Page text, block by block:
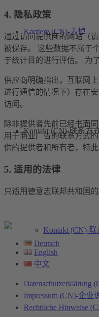
Karriere (CN)-去掉
Kontakt (CN)-联系方
Kontakt (CN)-
4. 隐私政策
通过访问提供商的网站（
被保存。 这些数据不属于
于统计目的进行评估。 为
供应商明确指出，互联网
进行通信的情况下）存在
访问。
除非提供者先前已经书面
用于商业广告的联系方式
供的提供者和所有者，特
5. 适用的法律
只适用德意志联邦共和国的
Deutsch
English
中文
Datenschutzerklärung
Impressum (CN)-企业
Rechtliche Hinweise